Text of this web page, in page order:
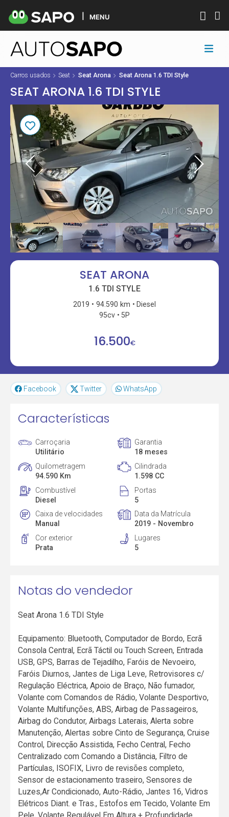
MENU
Carros usados Seat Seat Arona Seat Arona 1.6 TDI Style
SEAT ARONA 1.6 TDI STYLE
SEAT ARONA
1.6 TDI STYLE
2019 94.590 km
Diesel
95cv
5P
16.500€
Facebook Twitter WhatsApp
Características
Carroçaria
Utilitário
Garantia
18 meses
Quilometragem
94.590 Km
Cilindrada
1.598 CC
Combustível
Diesel
Portas
5
Caixa de velocidades
Manual
Data da Matrícula
2019 - Novembro
Cor exterior
Prata
Lugares
5
Notas do vendedor
Seat Arona 1.6 TDI Style
Equipamento: Bluetooth, Computador de Bordo, Ecrã
Consola Central, Ecrã Táctil ou Touch Screen, Entrada
USB, GPS, Barras de Tejadilho, Faróis de Nevoeiro,
Faróis Diurnos, Jantes de Liga Leve, Retrovisores c/
Regulação Eléctrica, Apoio de Braço, Não fumador,
Volante com Comandos de Rádio, Volante Desportivo,
Volante Multifunções, ABS, Airbag de Passageiros,
Airbag do Condutor, Airbags Laterais, Alerta sobre
Manutenção, Alertas sobre Cinto de Segurança, Cruise
Control, Direcção Assistida, Fecho Central, Fecho
Centralizado com Comando a Distância, Filtro de
Partículas, ISOFIX, Livro de revisões completo,
Sensor de estacionamento traseiro, Sensores de
Luzes,Ar Condicionado, Auto-Rádio, Jantes 16, Vidros
Elétricos Diant. e Tras., Estofos em Tecido, Volante Em